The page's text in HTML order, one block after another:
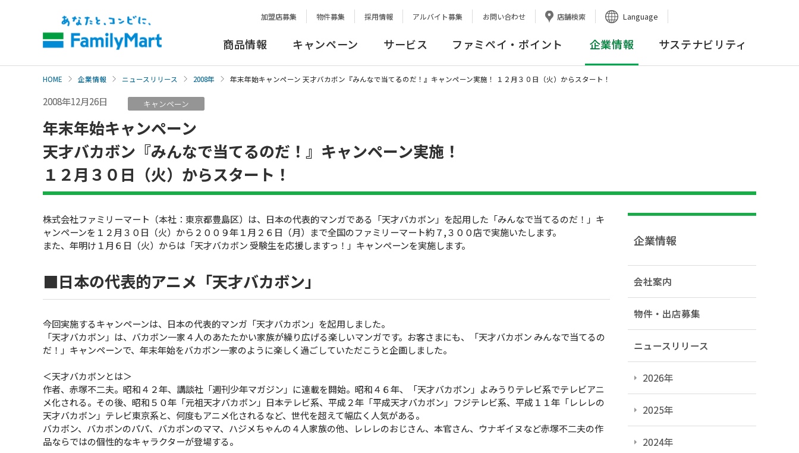
加盟店募集 物件募集 採用情報 アルバイト募集 お問い合わせ 店舗検索 Language
商品情報 キャンペーン サービス ファミペイ・ポイント 企業情報 サステナビリティ
HOME 企業情報 ニュースリリース 2008年 年末年始キャンペーン 天才バカボン『みんなで当てるのだ！』キャンペーン実施！ １２月３０日（火）からスタート！
2008年12月26日 キャンペーン
年末年始キャンペーン
天才バカボン『みんなで当てるのだ！』キャンペーン実施！
１２月３０日（火）からスタート！
株式会社ファミリーマート（本社：東京都豊島区）は、日本の代表的マンガである「天才バカボン」を起用した「みんなで当てるのだ！」キ
ャンペーンを１２月３０日（火）から２００９年１月２６日（月）まで全国のファミリーマート約７,３００店で実施いたします。
また、年明け１月６日（火）からは「天才バカボン 受験生を応援しますっ！」キャンペーンを実施します。
■日本の代表的アニメ「天才バカボン」
今回実施するキャンペーンは、日本の代表的マンガ「天才バカボン」を起用しました。
「天才バカボン」は、バカボン一家４人のあたたかい家族が繰り広げる楽しいマンガです。お客さまにも、「天才バカボン みんなで当てるの
だ！」キャンペーンで、年末年始をバカボン一家のように楽しく過ごしていただこうと企画しました。
＜天才バカボンとは＞
作者、赤塚不二夫。昭和４２年、講談社「週刊少年マガジン」に連載を開始。昭和４６年、「天才バカボン」よみうりテレビ系でテレビアニ
メ化される。その後、昭和５０年「元祖天才バカボン」日本テレビ系、平成２年「平成天才バカボン」フジテレビ系、平成１１年「レレレの
天才バカボン」テレビ東京系と、何度もアニメ化されるなど、世代を超えて幅広く人気がある。
バカボン、バカボンのパパ、バカボンのママ、ハジメちゃんの４人家族の他、レレレのおじさん、本官さん、ウナギイヌなど赤塚不二夫の作
品ならではの個性的なキャラクターが登場する。
企業情報
会社案内
物件・出店募集
ニュースリリース
2026年
2025年
2024年